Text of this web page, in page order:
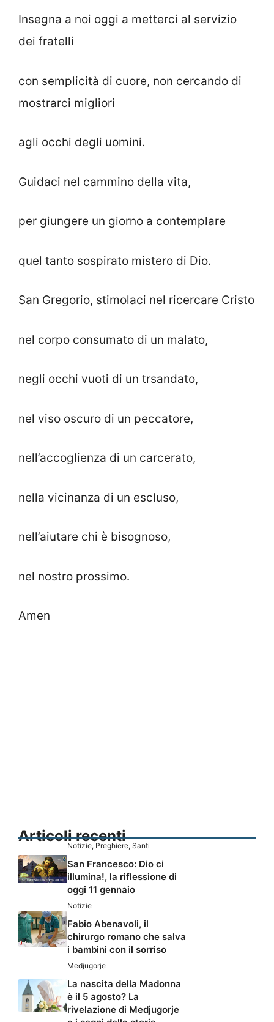
Insegna a noi oggi a metterci al servizio
dei fratelli
con semplicità di cuore, non cercando di
mostrarci migliori
agli occhi degli uomini.
Guidaci nel cammino della vita,
per giungere un giorno a contemplare
quel tanto sospirato mistero di Dio.
San Gregorio, stimolaci nel ricercare Cristo
nel corpo consumato di un malato,
negli occhi vuoti di un trsandato,
nel viso oscuro di un peccatore,
nell’accoglienza di un carcerato,
nella vicinanza di un escluso,
nell’aiutare chi è bisognoso,
nel nostro prossimo.
Amen
Articoli recenti
Notizie, Preghiere, Santi
San Francesco: Dio ci
illumina!, la riflessione di
oggi 11 gennaio
Notizie
Fabio Abenavoli, il
chirurgo romano che salva
i bambini con il sorriso
Medjugorje
La nascita della Madonna
è il 5 agosto? La
rivelazione di Medjugorje